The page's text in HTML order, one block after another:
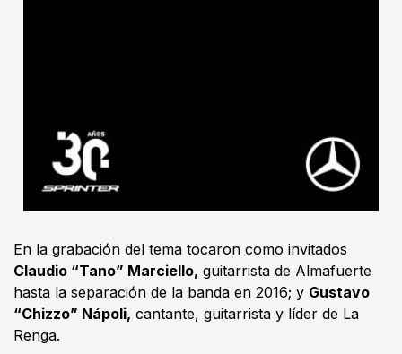
En la grabación del tema tocaron como invitados
Claudio “Tano” Marciello, guitarrista de Almafuerte
hasta la separación de la banda en 2016; y Gustavo
“Chizzo” Nápoli, cantante, guitarrista y líder de La
Renga.